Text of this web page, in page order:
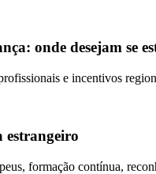
onde desejam se
e incentivos
estrangeiro
formação contínua,